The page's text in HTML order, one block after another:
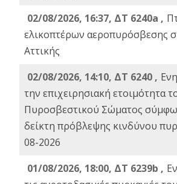
02/08/2026, 16:37, ΔΤ 6240a ,
ελικοπτέρων αεροπυρόσβεσης
Αττικής
02/08/2026, 14:10, ΔΤ 6240 ,
την επιχειρησιακή ετοιμότητα
Πυροσβεστικού Σώματος
δείκτη πρόβλεψης κινδύνου
08-2026
01/08/2026, 18:00, ΔΤ 6239b ,